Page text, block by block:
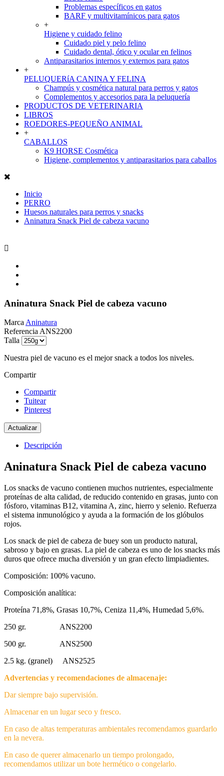
Problemas específicos en gatos
BARF y multivitamínicos para gatos
+
Higiene y cuidado felino
Cuidado piel y pelo felino
Cuidado dental, ótico y ocular en felinos
Antiparasitarios internos y externos para gatos
+
PELUQUERíA CANINA Y FELINA
Champús y cosmética natural para perros y gatos
Complementos y accesorios para la peluquería
PRODUCTOS DE VETERINARIA
LIBROS
ROEDORES-PEQUEÑO ANIMAL
+
CABALLOS
K9 HORSE Cosmética
Higiene, complementos y antiparasitarios para caballos
Inicio
PERRO
Huesos naturales para perros y snacks
Aninatura Snack Piel de cabeza vacuno

Aninatura Snack Piel de cabeza vacuno
MarcaAninatura
ReferenciaANS2200
Talla
Nuestra piel de vacuno es el mejor snack a todos los niveles.
Compartir
Compartir
Tuitear
Pinterest
Descripción
Aninatura Snack Piel de cabeza vacuno
Los snacks de vacuno contienen muchos nutrientes, especialmente
proteínas de alta calidad, de reducido contenido en grasas, junto con
fósforo, vitaminas B12, vitamina A, zinc, hierro y selenio. Refuerza
el sistema inmunológico y ayuda a la formación de los glóbulos
rojos.
Los snack de piel de cabeza de buey son un producto natural,
sabroso y bajo en grasas. La piel de cabeza es uno de los snacks más
duros que ofrece mucha diversión y un gran efecto limpiadientes.
Composición: 100% vacuno.
Composición analítica:
Proteína 71,8%, Grasas 10,7%, Ceniza 11,4%, Humedad 5,6%.
250 gr. ANS2200
500 gr. ANS2500
2.5 kg. (granel) ANS2525
Advertencias y recomendaciones de almacenaje:
Dar siempre bajo supervisión.
Almacenar en un lugar seco y fresco.
En caso de altas temperaturas ambientales recomendamos guardarlo
en la nevera.
En caso de querer almacenarlo un tiempo prolongado,
recomendamos utilizar un bote hermético o congelarlo.